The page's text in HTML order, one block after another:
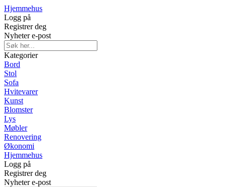
Hjemmehus
Logg på
Registrer deg
Nyheter e-post
Kategorier
Bord
Stol
Sofa
Hvitevarer
Kunst
Blomster
Lys
Møbler
Renovering
Økonomi
Hjemmehus
Logg på
Registrer deg
Nyheter e-post